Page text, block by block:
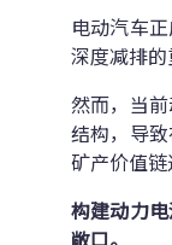
电动汽车
深度减排的
然而，当
结构，导
矿产价值链
构建动力